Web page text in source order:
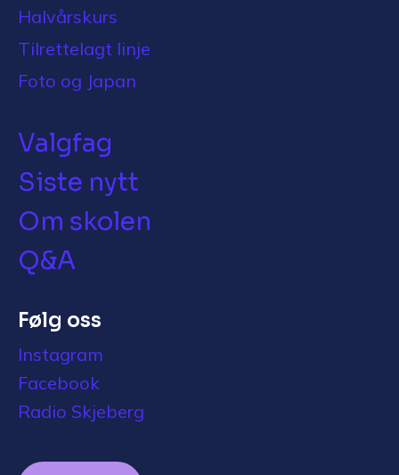
Halvårskurs
Tilrettelagt linje
Foto og Japan
Valgfag
Siste nytt
Om skolen
Q&A
Følg oss
Instagram
Facebook
Radio Skjeberg